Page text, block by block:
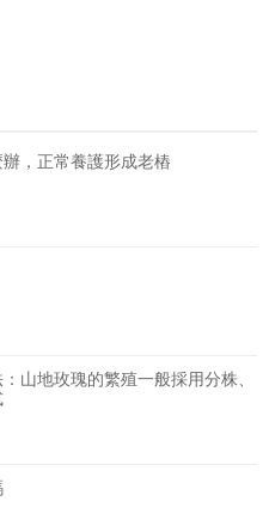
，正常養護形成老樁
山地玫瑰的繁殖一般採用分株、